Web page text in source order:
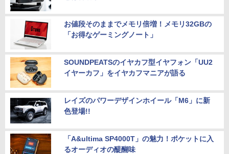
お値段そのままでメモリ倍増！メモリ32GBの
「お得なゲーミングノート」
SOUNDPEATSのイヤカフ型イヤフォン「UU2
イヤーカフ」をイヤカフマニアが語る
レイズのパワーデザインホイール「M6」に新
色登場!!
「A&ultima SP4000T」の魅力！ポケットに入
るオーディオの醍醐味